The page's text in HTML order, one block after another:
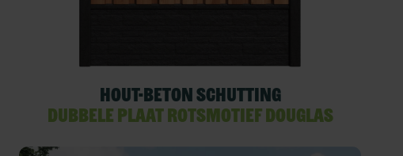
Hout-beton schutting
dubbele plaat rotsmotief Douglas